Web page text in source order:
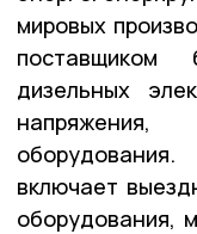
мировых
поставщиком
дизельных
включает
оборудования,